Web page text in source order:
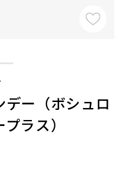
ー（ボシュロ
ラス）